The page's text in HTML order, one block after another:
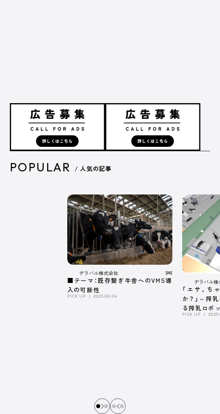
代表取締役 前田 良一
所在地 [本社] 〒162-0806 東京都新宿区榎町75番地
POPULAR / 人気の記事
デラバル株式会社 [PR]
■テーマ：既存繋ぎ牛舎へのVMS導
入の可能性
PICK UP 2025.06.04
デラバル
「エサ、ち
か？」～搾
る搾乳ロボ
係～
PICK UP